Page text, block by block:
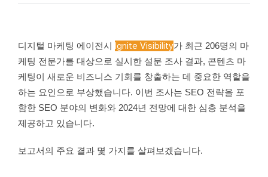
디지털 마케팅 에이전시 Ignite Visibility가 최근 206명의 마
케팅 전문가를 대상으로 실시한 설문 조사 결과, 콘텐츠 마
케팅이 새로운 비즈니스 기회를 창출하는 데 중요한 역할을
하는 요인으로 부상했습니다. 이번 조사는 SEO 전략을 포
함한 SEO 분야의 변화와 2024년 전망에 대한 심층 분석을
제공하고 있습니다.
보고서의 주요 결과 몇 가지를 살펴보겠습니다.